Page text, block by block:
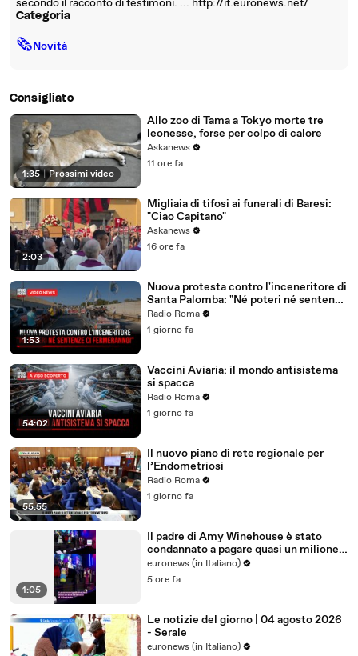
secondo il racconto di testimoni. ... http://it.euronews.net/
Categoria
🗞Novità
Consigliato
1:35 | Prossimi video
Allo zoo di Tama a Tokyo morte tre
leonesse, forse per colpo di calore
Askanews
11 ore fa
2:03
Migliaia di tifosi ai funerali di Baresi:
"Ciao Capitano"
Askanews
16 ore fa
1:53
Nuova protesta contro l'inceneritore di
Santa Palomba: "Né poteri né sentenze
ci fermeranno!"
Radio Roma
1 giorno fa
54:02
Vaccini Aviaria: il mondo antisistema
si spacca
Radio Roma
1 giorno fa
55:55
Il nuovo piano di rete regionale per
l’Endometriosi
Radio Roma
1 giorno fa
1:05
Il padre di Amy Winehouse è stato
condannato a pagare quasi un milione
di sterline alle amiche
euronews (in Italiano)
5 ore fa
Le notizie del giorno | 04 agosto 2026
- Serale
euronews (in Italiano)